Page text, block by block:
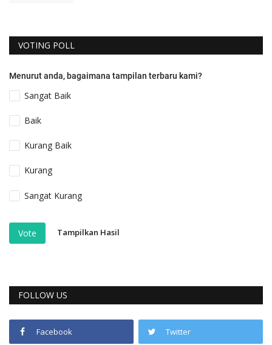
VOTING POLL
Menurut anda, bagaimana tampilan terbaru kami?
Sangat Baik
Baik
Kurang Baik
Kurang
Sangat Kurang
Vote Tampilkan Hasil
FOLLOW US
Facebook Twitter